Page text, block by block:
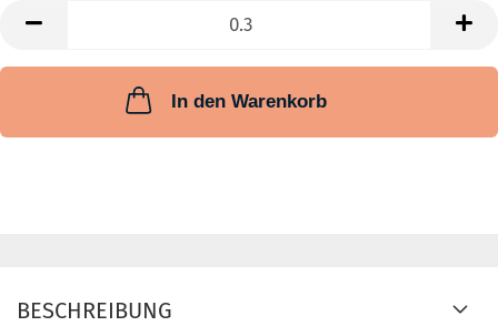
In den Warenkorb
BESCHREIBUNG